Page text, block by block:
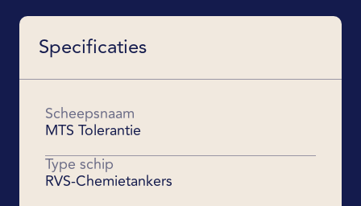
Specificaties
Scheepsnaam
MTS Tolerantie
Type schip
RVS-Chemietankers